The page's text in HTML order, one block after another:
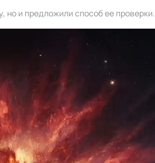
но и предложили способ ее проверки.